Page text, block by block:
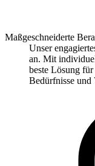
Maßgeschneiderte
Unser
an. Mit
beste Lösung
Bedürfnisse und